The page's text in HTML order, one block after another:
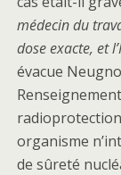
médecin du
dose exacte, et
évacue
organisme
de sûreté